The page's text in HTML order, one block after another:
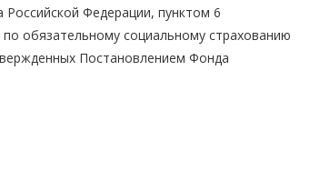
Российской Федерации, пунктом 6
обязательному социальному страхованию
Постановлением Фонда